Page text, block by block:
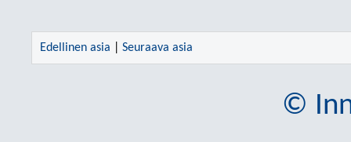
Edellinen asia Seuraava asia
©